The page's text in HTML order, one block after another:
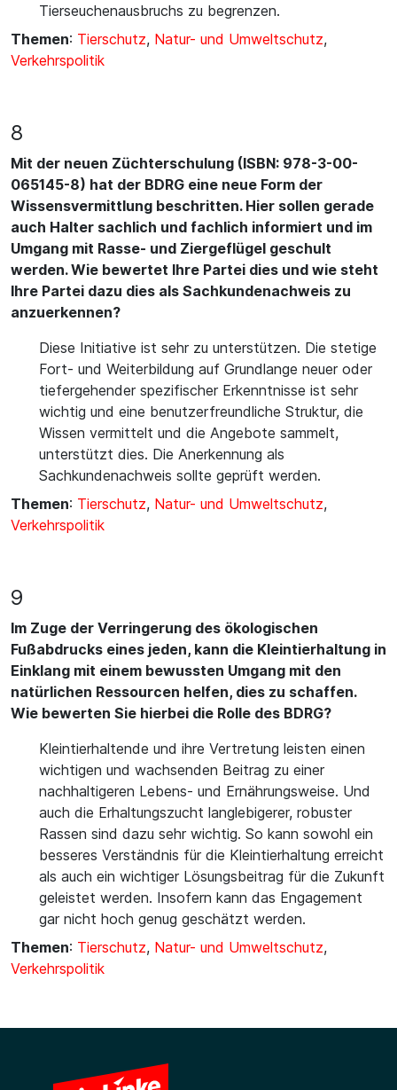
Tierseuchenausbruchs zu begrenzen.
Themen: Tierschutz, Natur- und Umweltschutz,
Verkehrspolitik
8
Mit der neuen Züchterschulung (ISBN: 978-3-00-
065145-8) hat der BDRG eine neue Form der
Wissensvermittlung beschritten. Hier sollen gerade
auch Halter sachlich und fachlich informiert und im
Umgang mit Rasse- und Ziergeflügel geschult
werden. Wie bewertet Ihre Partei dies und wie steht
Ihre Partei dazu dies als Sachkundenachweis zu
anzuerkennen?
Diese Initiative ist sehr zu unterstützen. Die stetige
Fort- und Weiterbildung auf Grundlange neuer oder
tiefergehender spezifischer Erkenntnisse ist sehr
wichtig und eine benutzerfreundliche Struktur, die
Wissen vermittelt und die Angebote sammelt,
unterstützt dies. Die Anerkennung als
Sachkundenachweis sollte geprüft werden.
Themen: Tierschutz, Natur- und Umweltschutz,
Verkehrspolitik
9
Im Zuge der Verringerung des ökologischen
Fußabdrucks eines jeden, kann die Kleintierhaltung in
Einklang mit einem bewussten Umgang mit den
natürlichen Ressourcen helfen, dies zu schaffen.
Wie bewerten Sie hierbei die Rolle des BDRG?
Kleintierhaltende und ihre Vertretung leisten einen
wichtigen und wachsenden Beitrag zu einer
nachhaltigeren Lebens- und Ernährungsweise. Und
auch die Erhaltungszucht langlebigerer, robuster
Rassen sind dazu sehr wichtig. So kann sowohl ein
besseres Verständnis für die Kleintierhaltung erreicht
als auch ein wichtiger Lösungsbeitrag für die Zukunft
geleistet werden. Insofern kann das Engagement
gar nicht hoch genug geschätzt werden.
Themen: Tierschutz, Natur- und Umweltschutz,
Verkehrspolitik